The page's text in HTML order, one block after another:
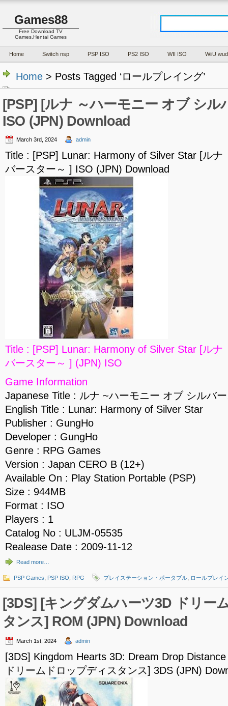
Games88
Free Download TV
Games,Hentai Games
Home Switch nsp PSP ISO PS2 ISO WII ISO WiiU wud
Home > Posts Tagged ‘ロールプレイング’
[PSP] [ルナ ～ハーモニー オブ シル
ISO (JPN) Download
March 3rd, 2024 admin
Title : [PSP] Lunar: Harmony of Silver Star [ルナ
バースター～ ] ISO (JPN) Download
Title : [PSP] Lunar: Harmony of Silver Star [ルナ
バースター～ ] (JPN) ISO
Game Information
Japanese Title : ルナ ~ハーモニー オブ シルバ
English Title : Lunar: Harmony of Silver Star
Publisher : GungHo
Developer : GungHo
Genre : RPG Games
Version : Japan CERO B (12+)
Available On : Play Station Portable (PSP)
Size : 944MB
Format : ISO
Players : 1
Catalog No : ULJM-05535
Realease Date : 2009-11-12
Read more…
PSP Games PSP ISO RPG プレイステーション・ポータブル ロールプレイ
[3DS] [キングダムハーツ3D ドリー
タンス] ROM (JPN) Download
March 1st, 2024 admin
[3DS] Kingdom Hearts 3D: Dream Drop
ドリームドロップディスタンス] 3DS (JPN)